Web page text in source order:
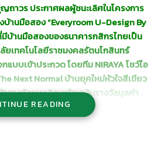
าวร ประกาศผลผู้ชนะเลิศในโครงการ
บ้านมือสอง “Everyroom U-Design By
บ้านมือสองของธนาคารกสิกรไทยเป็น
ยเทคโนโลยีราชมงคลรัตนโกสินทร์
แบบเข้าประกวด โดยทีม NIRAYA โชว์ไอ
Next Normal บ้านยุคใหม่หัวใจสีเขียว
รางวัลชนะเลิศ พร้อมเงินรางวัลมูลค่า
READING